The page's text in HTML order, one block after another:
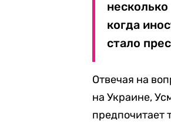
когда
стало
Отвечая на
на Украине,
предпочитает